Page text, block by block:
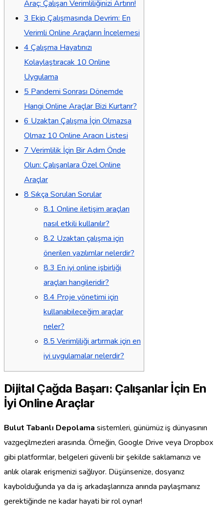
Araç: Çalışan Verimliliğinizi Artırın!
3 Ekip Çalışmasında Devrim: En
Verimli Online Araçların İncelemesi
4 Çalışma Hayatınızı
Kolaylaştıracak 10 Online
Uygulama
5 Pandemi Sonrası Dönemde
Hangi Online Araçlar Bizi Kurtarır?
6 Uzaktan Çalışma İçin Olmazsa
Olmaz 10 Online Aracın Listesi
7 Verimlilik İçin Bir Adım Önde
Olun: Çalışanlara Özel Online
Araçlar
8 Sıkça Sorulan Sorular
8.1 Online iletişim araçları
nasıl etkili kullanılır?
8.2 Uzaktan çalışma için
önerilen yazılımlar nelerdir?
8.3 En iyi online işbirliği
araçları hangileridir?
8.4 Proje yönetimi için
kullanabileceğim araçlar
neler?
8.5 Verimliliği artırmak için en
iyi uygulamalar nelerdir?
Dijital Çağda Başarı: Çalışanlar İçin En
İyi Online Araçlar
Bulut Tabanlı Depolama sistemleri, günümüz iş dünyasının
vazgeçilmezleri arasında. Örneğin, Google Drive veya Dropbox
gibi platformlar, belgeleri güvenli bir şekilde saklamanızı ve
anlık olarak erişmenizi sağlıyor. Düşünsenize, dosyanız
kaybolduğunda ya da iş arkadaşlarınıza anında paylaşmanız
gerektiğinde ne kadar hayati bir rol oynar!